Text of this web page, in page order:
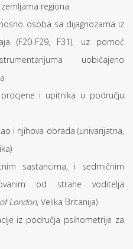
regiona
osoba sa dijagnozama iz
(F20-F29, F31), uz pomoć
uobičajeno
i upitnika u području
i njihova obrada (univarijatna,
sastancima, i sedmičnim
od strane voditelja
London, Velika Britanija)
iz područja psihometrije za